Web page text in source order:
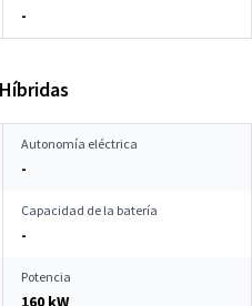
-
Autonomía eléctrica
-
Capacidad de la batería
-
Potencia
160 kW